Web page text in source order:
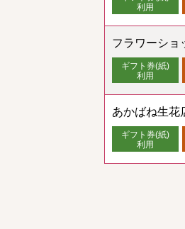
利用
フラワーショ
ギフト券(紙)
利用
あかばね生花
ギフト券(紙)
利用